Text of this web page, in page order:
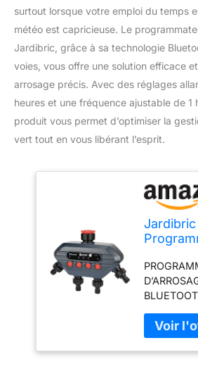
surtout lorsque votre emploi du temps
météo est capricieuse. Le
Jardibric, grâce à sa technologie
voies, vous offre une solution efficace
arrosage précis. Avec des réglages
heures et une fréquence ajustable de 1
produit vous permet d’optimiser la
vert tout en vous libérant l’esprit.
pour Nez
Robinet
Min à 6
Jours -
quatre
à partir